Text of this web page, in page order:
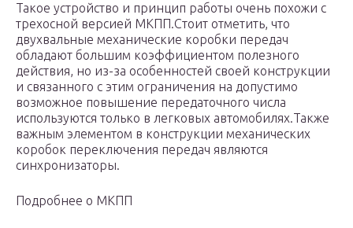
Такое устройство и принцип работы очень похожи с
трехосной версией МКПП.Стоит отметить, что
двухвальные механические коробки передач
обладают большим коэффициентом полезного
действия, но из-за особенностей своей конструкции
и связанного с этим ограничения на допустимо
возможное повышение передаточного числа
используются только в легковых автомобилях.Также
важным элементом в конструкции механических
коробок переключения передач являются
синхронизаторы.
Подробнее о МКПП